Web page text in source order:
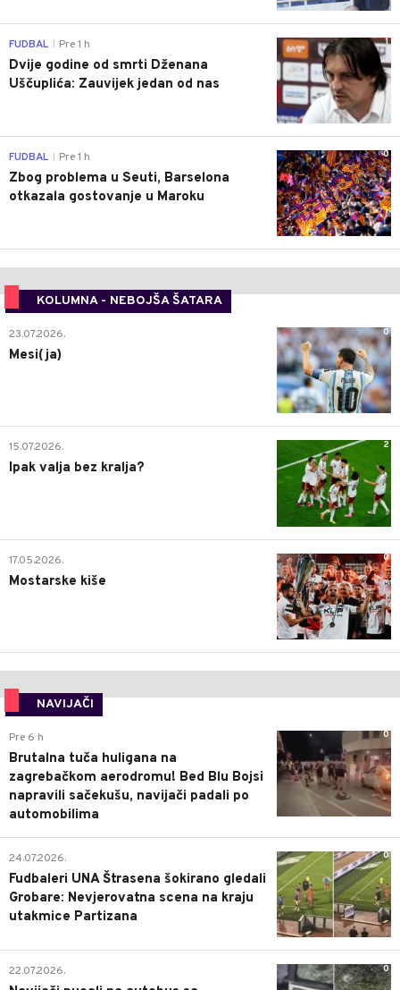
1
FUDBAL Pre 1 h
Dvije godine od smrti Dženana
Uščuplića: Zauvijek jedan od nas
0
FUDBAL Pre 1 h
Zbog problema u Seuti, Barselona
otkazala gostovanje u Maroku
KOLUMNA - NEBOJŠA ŠATARA
0
23.07.2026.
Mesi(ja)
2
15.07.2026.
Ipak valja bez kralja?
0
17.05.2026.
Mostarske kiše
NAVIJAČI
0
Pre 6 h
Brutalna tuča huligana na
zagrebačkom aerodromu! Bed Blu Bojsi
napravili sačekušu, navijači padali po
automobilima
0
24.07.2026.
Fudbaleri UNA Štrasena šokirano gledali
Grobare: Nevjerovatna scena na kraju
utakmice Partizana
0
22.07.2026.